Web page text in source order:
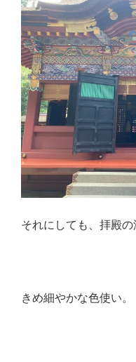
それにしても、拝殿の
きめ細やかな色使い。